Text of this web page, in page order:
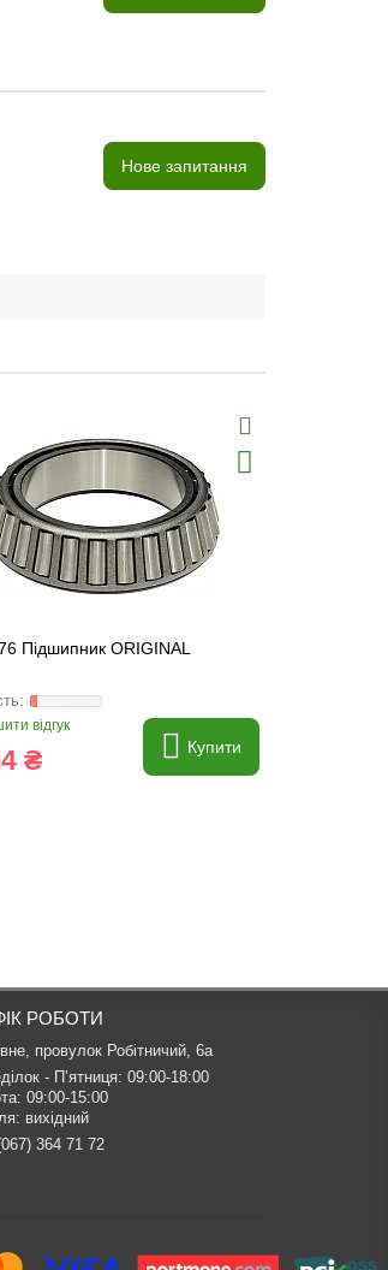
Нове запитання
Підшипник ORIGINAL
відгук
₴ Купити
РОБОТИ
провулок Робітничий, 6а
- П’ятниця: 09:00-18:00
09:00-15:00
вихідний
364 71 72